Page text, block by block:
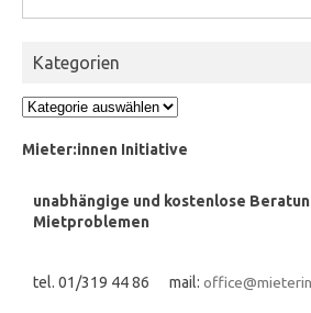
nach:
Kategorien
Kategorien
Mieter:innen Initiative
unabhängige und kostenlose
Mietproblemen
tel. 01/319 44 86 mail: